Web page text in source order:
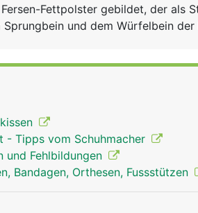
Fettpolster gebildet, der als
und dem Würfelbein
- Tipps vom Schuhmacher
und Fehlbildungen
Bandagen, Orthesen, Fussstützen